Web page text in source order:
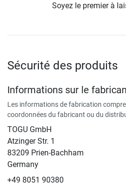
Soyez le premier à
Sécurité des produits
Informations sur le
Les informations de fabrication
coordonnées du fabricant ou du
TOGU GmbH
Atzinger Str. 1
83209 Prien-Bachham
Germany
+49 8051 90380